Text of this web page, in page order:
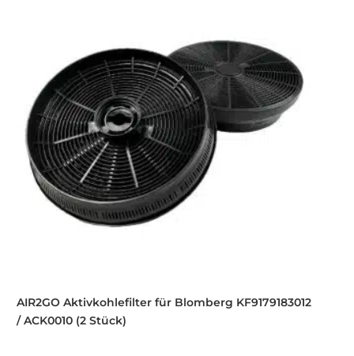
AIR2GO Aktivkohlefilter für Blomberg KF9179183012
/ ACK0010 (2 Stück)